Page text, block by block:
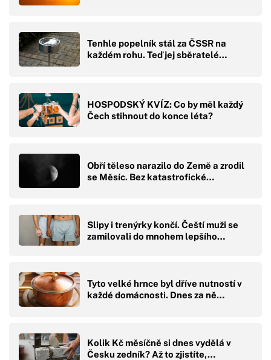
Tenhle popelník stál za ČSSR na
každém rohu. Teď jej sběratelé…
HOSPODSKÝ KVÍZ: Co by měl každý
Čech stihnout do konce léta?
Obří těleso narazilo do Země a zrodil
se Měsíc. Bez katastrofické…
Slipy i trenýrky končí. Čeští muži se
zamilovali do mnohem lepšího…
Tyto velké hrnce byl dříve nutností v
každé domácnosti. Dnes za ně…
Kolik Kč měsíčně si dnes vydělá v
Česku zedník? Až to zjistíte,…